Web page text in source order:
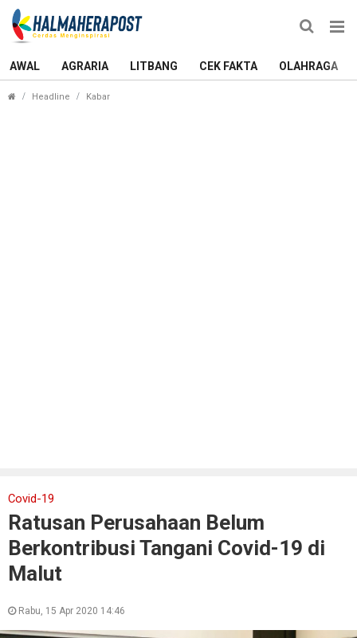
AWAL AGRARIA LITBANG CEK FAKTA OLAHRAGA
Headline Kabar
Covid-19
Ratusan Perusahaan Belum
Berkontribusi Tangani Covid-19 di
Malut
Rabu, 15 Apr 2020 14:46